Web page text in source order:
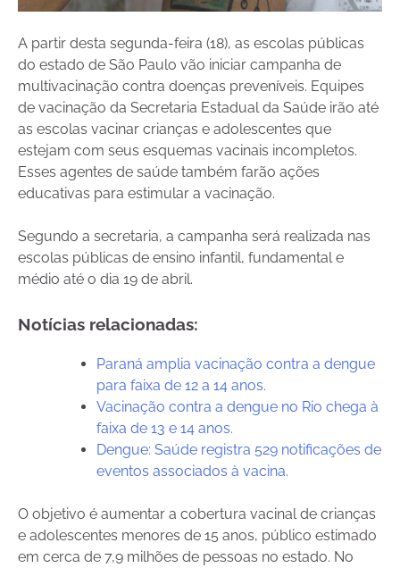
A partir desta segunda-feira (18), as escolas públicas
do estado de São Paulo vão iniciar campanha de
multivacinação contra doenças preveníveis. Equipes
de vacinação da Secretaria Estadual da Saúde irão até
as escolas vacinar crianças e adolescentes que
estejam com seus esquemas vacinais incompletos.
Esses agentes de saúde também farão ações
educativas para estimular a vacinação.
Segundo a secretaria, a campanha será realizada nas
escolas públicas de ensino infantil, fundamental e
médio até o dia 19 de abril.
Notícias relacionadas:
Paraná amplia vacinação contra a dengue
para faixa de 12 a 14 anos.
Vacinação contra a dengue no Rio chega à
faixa de 13 e 14 anos.
Dengue: Saúde registra 529 notificações de
eventos associados à vacina.
O objetivo é aumentar a cobertura vacinal de crianças
e adolescentes menores de 15 anos, público estimado
em cerca de 7,9 milhões de pessoas no estado. No